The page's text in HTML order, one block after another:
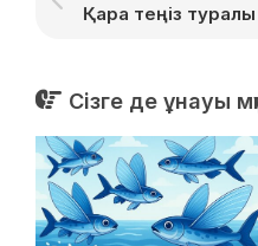
Қара теңіз
Сізге де ұнауы